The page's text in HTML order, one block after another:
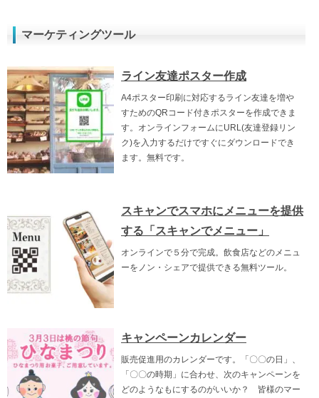
マーケティングツール
ライン友達ポスター作成
A4ポスター印刷に対応するライン友達を増や
すためのQRコード付きポスターを作成できま
す。オンラインフォームにURL(友達登録リン
ク)を入力するだけですぐにダウンロードでき
ます。無料です。
スキャンでスマホにメニューを提供
する「スキャンでメニュー」
オンラインで５分で完成。飲食店などのメニュ
ーをノン・シェアで提供できる無料ツール。
キャンペーンカレンダー
販売促進用のカレンダーです。「〇〇の日」、
「〇〇の時期」に合わせ、次のキャンペーンを
どのようなもにするのがいいか？ 皆様のマー